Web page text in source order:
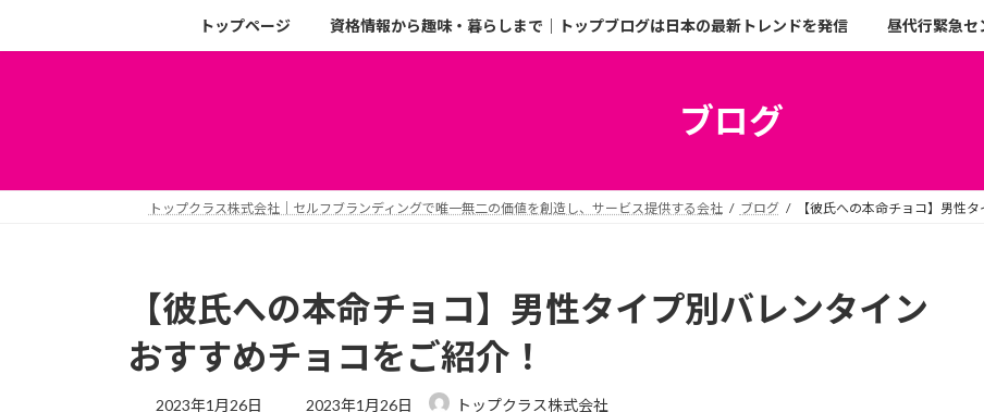
トップページ 資格情報から趣味・暮らしまで｜トップブログは日本の最新トレンドを発信 昼代行緊急セ
ブログ
トップクラス株式会社｜セルフブランディングで唯一無二の価値を創造し、サービス提供する会社 ブログ 【彼氏への本命チョコ】男性
【彼氏への本命チョコ】男性タイプ別バレンタイン
おすすめチョコをご紹介！
2023年1月26日 2023年1月26日 トップクラス株式会社